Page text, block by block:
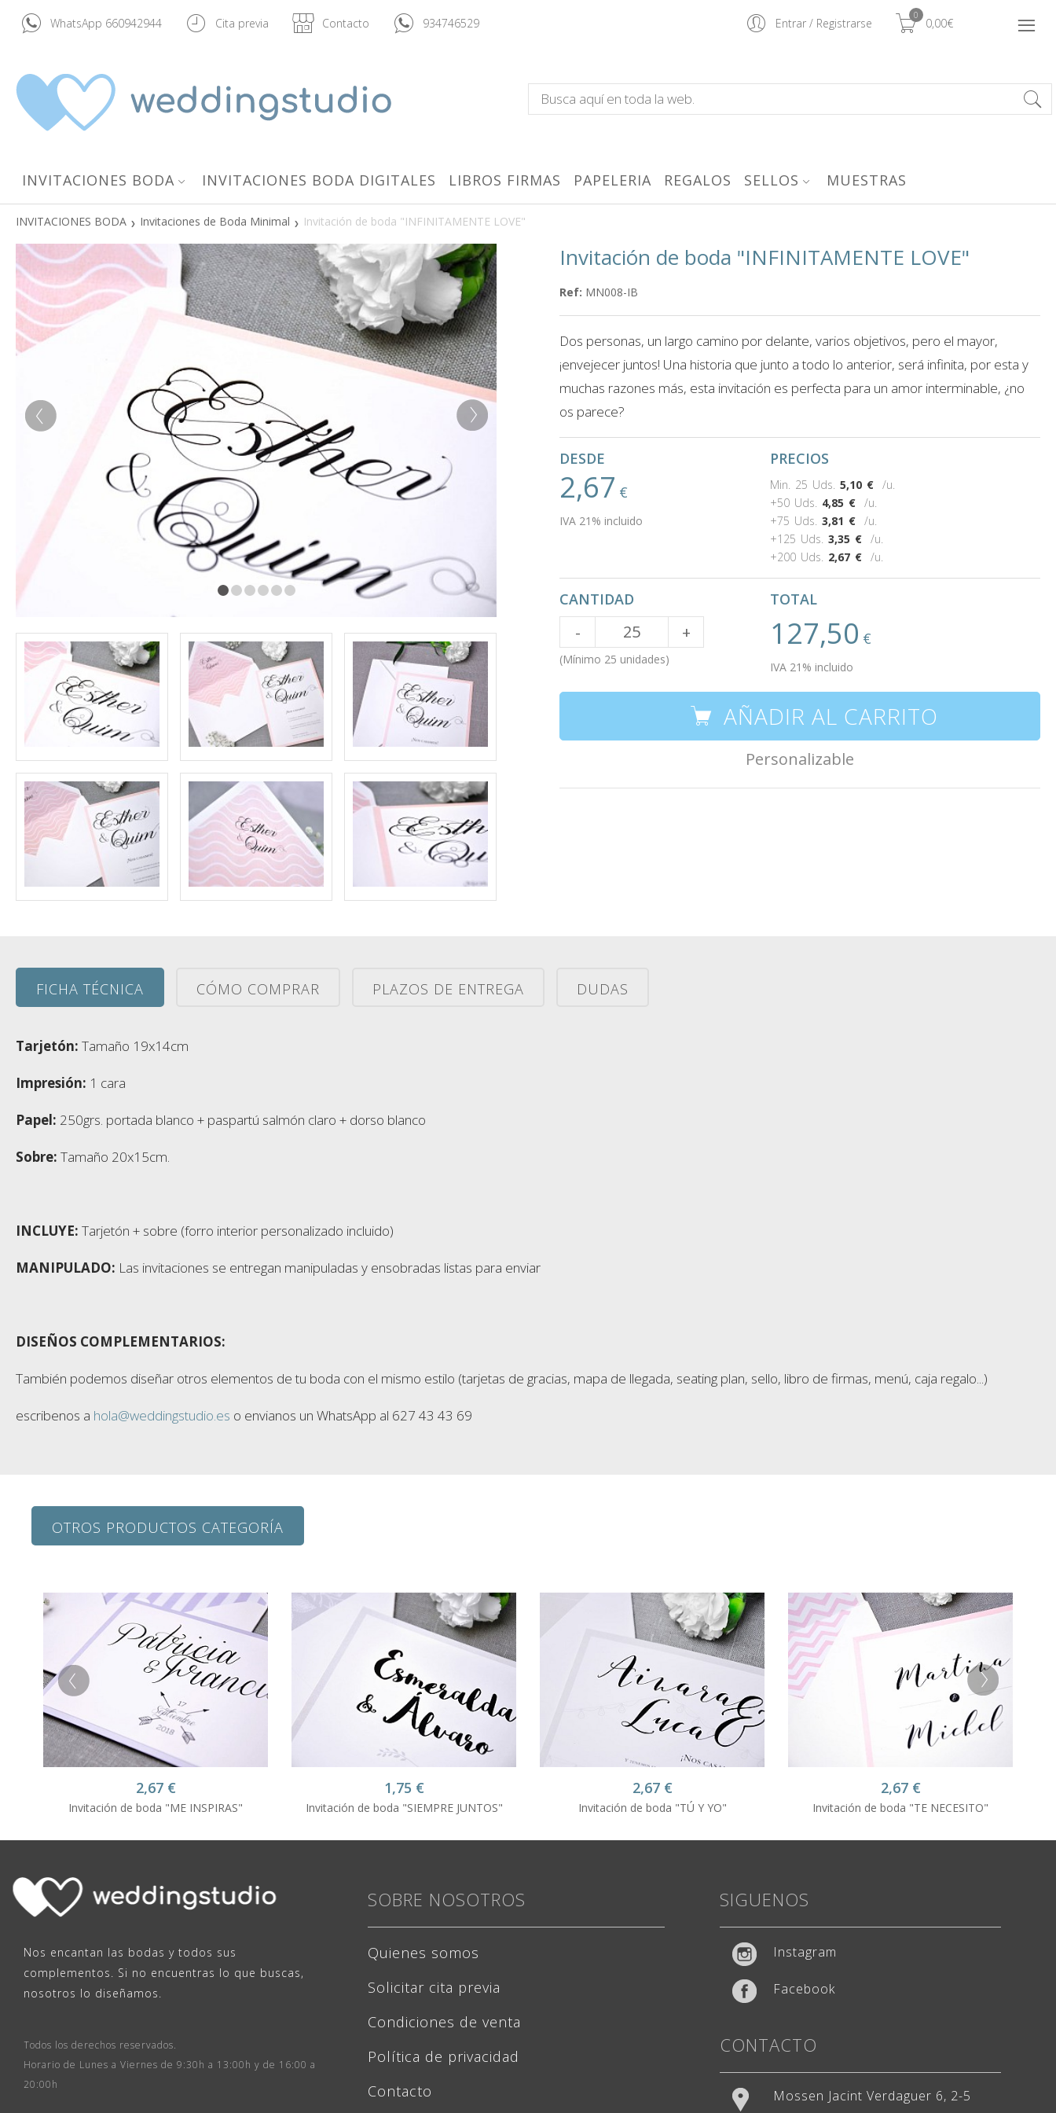
WhatsApp 660942944 Cita previa Contacto 934746529 Entrar/ Registrarse
0
0,00€
INVITACIONES BODA INVITACIONES BODA DIGITALES LIBROS FIRMAS PAPELERIA REGALOS SELLOS MUESTRAS
INVITACIONES BODA Invitaciones de Boda Minimal Invitación de boda "INFINITAMENTE LOVE"
Invitación de boda "INFINITAMENTE LOVE"
Ref: MN008-IB
Dos personas, un largo camino por delante, varios objetivos, pero el mayor,
¡envejecer juntos! Una historia que junto a todo lo anterior, será infinita, por esta y
muchas razones más, esta invitación es perfecta para un amor interminable, ¿no
os parece?
DESDE
2,67€
IVA 21% incluido
PRECIOS
Min. 25 Uds. 5,10 €
/u.
+50 Uds. 4,85 €
/u.
+75 Uds. 3,81 €
/u.
+125 Uds. 3,35 €
/u.
+200 Uds. 2,67 € /u.
CANTIDAD
-
Cantidad +
(Mínimo 25 unidades)
TOTAL
127,50€
IVA 21% incluido
AÑADIR AL CARRITO
Personalizable
FICHA TÉCNICA CÓMO COMPRAR PLAZOS DE ENTREGA DUDAS
Tarjetón: Tamaño 19x14cm
Impresión: 1 cara
Papel: 250grs. portada blanco + paspartú salmón claro + dorso blanco
Sobre: Tamaño 20x15cm.
INCLUYE: Tarjetón + sobre (forro interior personalizado incluido)
MANIPULADO: Las invitaciones se entregan manipuladas y ensobradas listas para enviar
DISEÑOS COMPLEMENTARIOS:
También podemos diseñar otros elementos de tu boda con el mismo estilo (tarjetas de gracias, mapa de llegada, seating plan, sello, libro de firmas, menú, caja regalo...)
escribenos a hola@weddingstudio.es o envianos un WhatsApp al 627 43 43 69
OTROS PRODUCTOS CATEGORÍA
2,67 €
Invitación de boda "ME INSPIRAS"
1,75 €
Invitación de boda "SIEMPRE JUNTOS"
2,67 €
Invitación de boda "TÚ Y YO"
2,67 €
Invitación de boda "TE NECESITO"
Nos encantan las bodas y todos sus
complementos. Si no encuentras lo que buscas,
nosotros lo diseñamos.
Todos los derechos reservados.
Horario de Lunes a Viernes de 9:30h a 13:00h y de 16:00 a
20:00h
SOBRE NOSOTROS
Quienes somos
Solicitar cita previa
Condiciones de venta
Política de privacidad
Contacto
SIGUENOS
Instagram
Facebook
CONTACTO
Mossen Jacint Verdaguer 6, 2-5
Atención: L-V 9-13h y 15-20h
¡Hola! ¿En qué podemos ayudarte?